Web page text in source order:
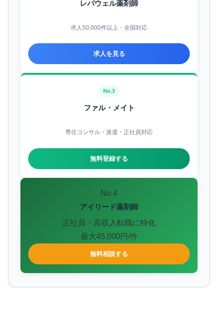
レバウェル薬剤師
求人50,000件以上・全国対応
求人を見る
No.3
ファル・メイト
専任コンサル・派遣・正社員対応
無料登録する
No.4
アイリード薬剤師
正社員・高収入転職に特化
最大45,000円/件
無料相談する